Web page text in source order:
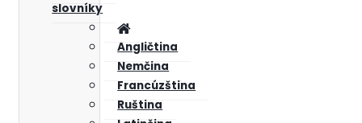
slovníky
Angličtina
Nemčina
Francúzština
Ruština